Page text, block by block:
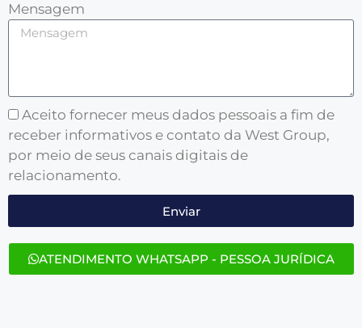
Mensagem
Aceito fornecer meus dados pessoais a fim de
receber informativos e contato da West Group,
por meio de seus canais digitais de
relacionamento.
Enviar
ATENDIMENTO WHATSAPP - PESSOA JURÍDICA